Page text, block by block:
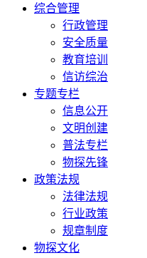
综合管理
行政管理
安全质量
教育培训
信访综治
专题专栏
信息公开
文明创建
普法专栏
物探先锋
政策法规
法律法规
行业政策
规章制度
物探文化